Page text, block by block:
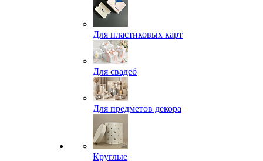
Для пластиковых карт
Для свадеб
Для предметов декора
Круглые